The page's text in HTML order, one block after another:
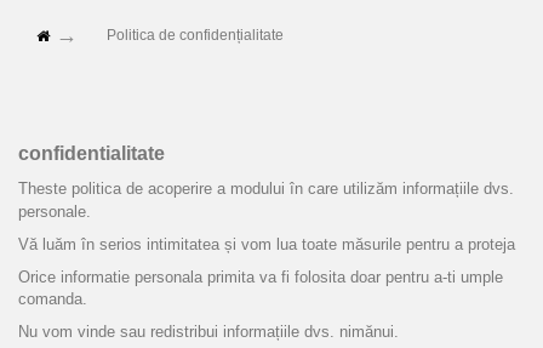
Politica de confidențialitate
confidentialitate
Theste politica de acoperire a modului în care utilizăm informațiile dvs.
personale.
Vă luăm în serios intimitatea și vom lua toate măsurile pentru a proteja
Orice informatie personala primita va fi folosita doar pentru a-ti umple
comanda.
Nu vom vinde sau redistribui informațiile dvs. nimănui.